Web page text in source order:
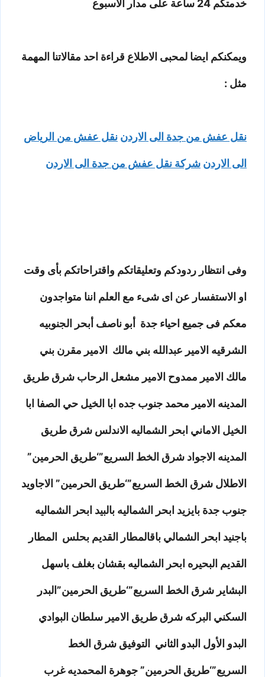
خدمتكم 24 ساعة على مدار الاسبوع
ويمكنكم ايضا لمحبى الاطلاع قراءة احد مقالاتنا المهمة
مثل :
نقل عفش من جدة الى الاردن نقل عفش من الرياض
الى الاردن شركة نقل عفش من جدة الى الاردن
وفى انتظار ردودكم وتعليقاتكم واقتراحاتكم بأى وقت
او الاستفسار عن اى شىء مع العلم اننا متواجدون
معكم فى جميع احياء جدة أبو ناصف أبحر الجنوبيه
الشرقيه الامير عبدالله بني مالك الامير مقرن بني
مالك الامير ممدوح الامير مشعل الرحاب شرق طريق
المدينه الامير محمد جنوب جده ابا الخيل حي الصفا ابا
الخيل الاماني ابحر الشماليه الاندلس شرق طريق
المدينه الاجواد شرق الخط السريع”‘طريق الحرمين”
الاطلال شرق الخط السريع”‘طريق الحرمين” الاجاويد
جنوب جدة بايزيد ابحر الشماليه بالبيد ابحر الشماليه
باجنيد ابحر الشمالي باقالمطار القديم بحلس المطار
القديم البحيره ابحر الشماليه بقشان بغلف باسهل
البشاير شرق الخط السريع”‘طريق الحرمين”البدر
السكني البركه شرق طريق الامير سلطان البوادي
البدو الأول البدو الثاني التوفيق شرق الخط
السريع”‘طريق الحرمين” جوهرة المحمديه غرب